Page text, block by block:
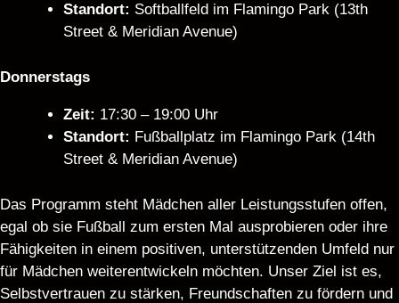
Standort: Softballfeld im Flamingo Park (13th
Street & Meridian Avenue)
Donnerstags
Zeit: 17:30 – 19:00 Uhr
Standort: Fußballplatz im Flamingo Park (14th
Street & Meridian Avenue)
Das Programm steht Mädchen aller Leistungsstufen offen,
egal ob sie Fußball zum ersten Mal ausprobieren oder ihre
Fähigkeiten in einem positiven, unterstützenden Umfeld nur
für Mädchen weiterentwickeln möchten. Unser Ziel ist es,
Selbstvertrauen zu stärken, Freundschaften zu fördern und